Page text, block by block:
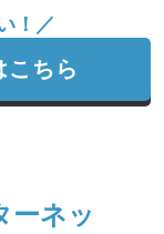
！／
こちら
ーネッ